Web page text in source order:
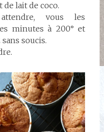
de lait de coco.
vous les
minutes à 200° et
soucis.